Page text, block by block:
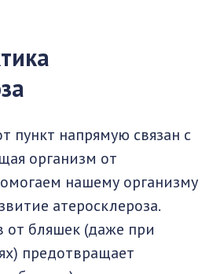
пункт напрямую связан с
организм от
нашему организму
атеросклероза.
бляшек (даже при
предотвращает